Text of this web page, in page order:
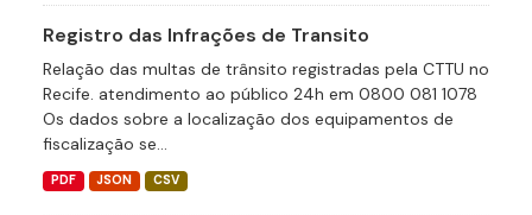
Registro das Infrações de Transito
Relação das multas de trânsito registradas pela CTTU no
Recife. atendimento ao público 24h em 0800 081 1078
Os dados sobre a localização dos equipamentos de
fiscalização se...
PDF JSON CSV